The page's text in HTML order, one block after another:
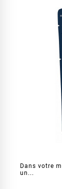
Dans votre
un...